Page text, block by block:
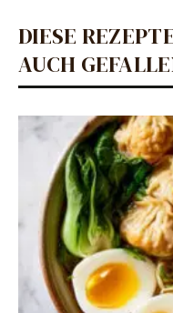
DIESE
AUCH